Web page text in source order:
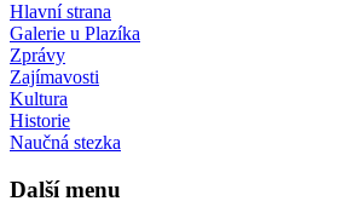
Hlavní strana
Galerie u Plazíka
Zprávy
Zajímavosti
Kultura
Historie
Naučná stezka
Další menu